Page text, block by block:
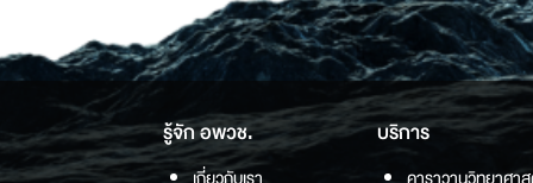
รู้จัก อพวช. บริการ